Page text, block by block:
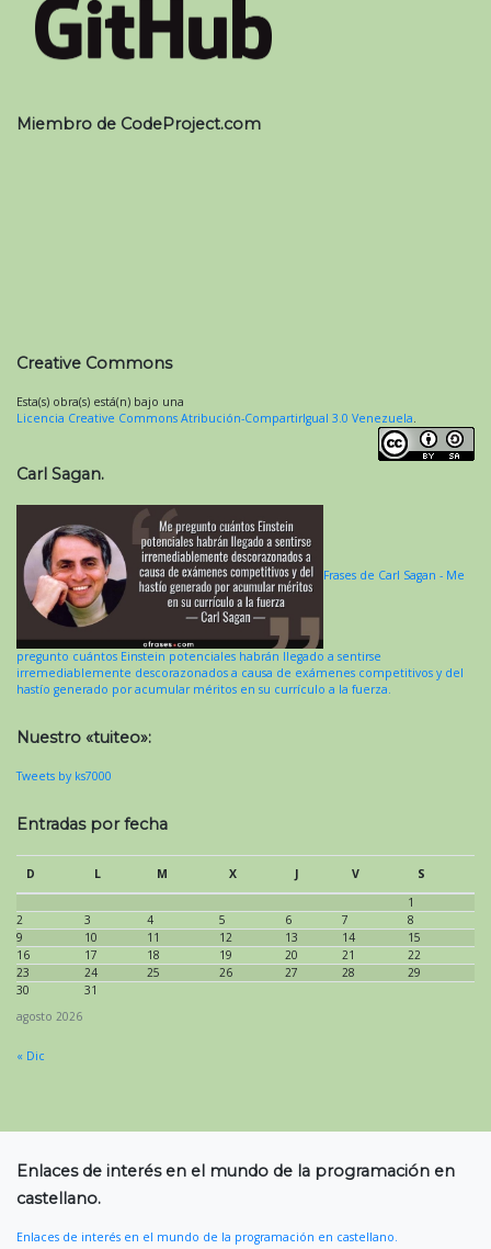
Miembro de CodeProject.com
Creative Commons
Esta(s) obra(s) está(n) bajo una
Licencia Creative Commons Atribución-CompartirIgual 3.0 Venezuela
Carl Sagan.
Frases de Carl Sagan - Me
pregunto cuántos Einstein potenciales habrán llegado a sentirse
irremediablemente descorazonados a causa de exámenes competitivos y del
hastío generado por acumular méritos en su currículo a la fuerza.
Nuestro «tuiteo»:
Tweets by ks7000
Entradas por fecha
agosto 2026
D L M X J V
S
1
2
3 4 5 6 7
8
9
10 11 12 13 14
15
16
17 18 19 20 21
22
23
24 25 26 27 28
29
30
31
« Dic
Enlaces de interés en el mundo de la programación en
castellano.
Enlaces de interés en el mundo de la programación en castellano.